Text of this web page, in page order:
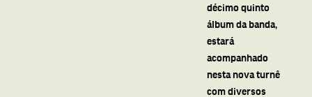
décimo quinto
álbum da banda,
estará
acompanhado
nesta nova turnê
com diversos